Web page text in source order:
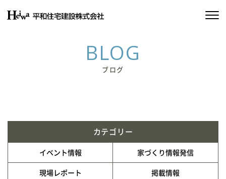
会社情報
SDGsの取り組み
BLOG
ブログ
カテゴリー
イベント情報
家づくり情報発信
現場レポート
掲載情報